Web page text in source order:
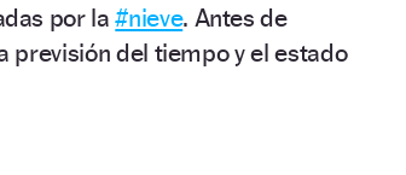
por la#nieve. Antes de
previsión del tiempo y el estado